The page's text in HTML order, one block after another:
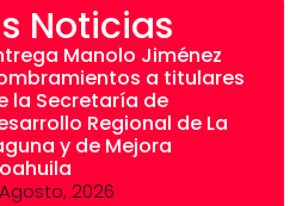
Noticias
Manolo Jiménez
a titulares
la Secretaría de
Regional de La
y de Mejora
2026